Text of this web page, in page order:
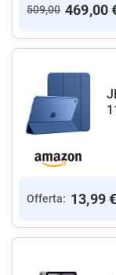
509,00 469,00
Offerta: 13,99 €